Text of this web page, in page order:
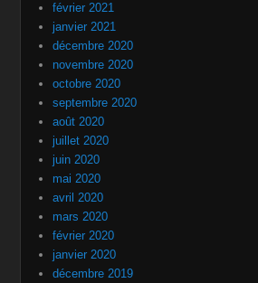
février 2021
janvier 2021
décembre 2020
novembre 2020
octobre 2020
septembre 2020
août 2020
juillet 2020
juin 2020
mai 2020
avril 2020
mars 2020
février 2020
janvier 2020
décembre 2019